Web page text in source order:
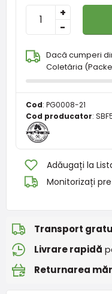
-
+
Dacă cumperi
Coletăria
Cod: PG0008-21
Cod producator:
Adăugați la
Monitorizați
Transport
Livrare rapidă
Returnarea